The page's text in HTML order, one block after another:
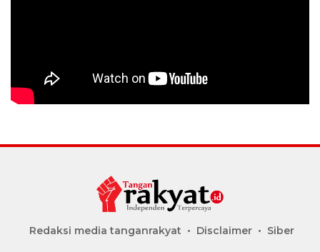
Redaksi media tanganrakyat Disclaimer Siber